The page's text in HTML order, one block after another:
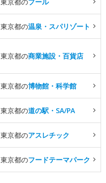
東京都の温泉・スパリゾート
東京都の商業施設・百貨店
東京都の博物館・科学館
東京都の道の駅・SA/PA
東京都のアスレチック
東京都のフードテーマパーク